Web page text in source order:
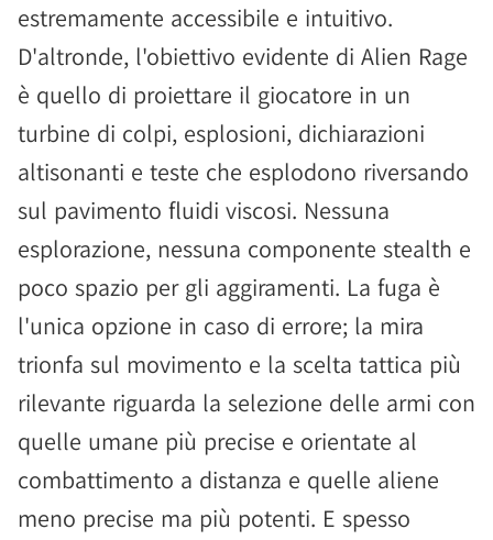
estremamente accessibile e intuitivo.
D'altronde, l'obiettivo evidente di Alien Rage
è quello di proiettare il giocatore in un
turbine di colpi, esplosioni, dichiarazioni
altisonanti e teste che esplodono riversando
sul pavimento fluidi viscosi. Nessuna
esplorazione, nessuna componente stealth e
poco spazio per gli aggiramenti. La fuga è
l'unica opzione in caso di errore; la mira
trionfa sul movimento e la scelta tattica più
rilevante riguarda la selezione delle armi con
quelle umane più precise e orientate al
combattimento a distanza e quelle aliene
meno precise ma più potenti. E spesso